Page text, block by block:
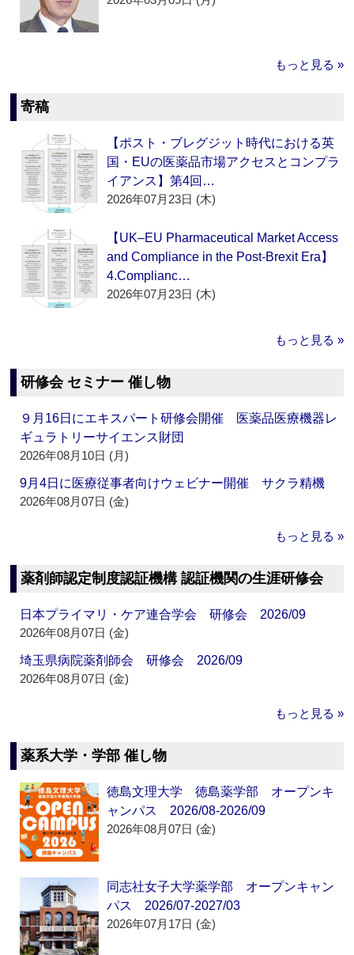
もっと見る »
寄稿
【ポスト・ブレグジット時代における英
国・EUの医薬品市場アクセスとコンプラ
イアンス】第4回…
2026年07月23日 (木)
【UK–EU Pharmaceutical Market Access
and Compliance in the Post-Brexit Era】
4.Complianc…
2026年07月23日 (木)
もっと見る »
研修会 セミナー 催し物
９月16日にエキスパート研修会開催 医薬品医療機器レ
ギュラトリーサイエンス財団
2026年08月10日 (月)
9月4日に医療従事者向けウェビナー開催 サクラ精機
2026年08月07日 (金)
もっと見る »
薬剤師認定制度認証機構 認証機関の生涯研修会
日本プライマリ・ケア連合学会 研修会 2026/09
2026年08月07日 (金)
埼玉県病院薬剤師会 研修会 2026/09
2026年08月07日 (金)
もっと見る »
薬系大学・学部 催し物
徳島文理大学 徳島薬学部 オープンキ
ャンパス 2026/08-2026/09
2026年08月07日 (金)
同志社女子大学薬学部 オープンキャン
パス 2026/07-2027/03
2026年07月17日 (金)